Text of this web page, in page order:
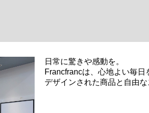
日常に驚きや感動を。
Francfrancは、心地よい毎日
デザインされた商品と自由